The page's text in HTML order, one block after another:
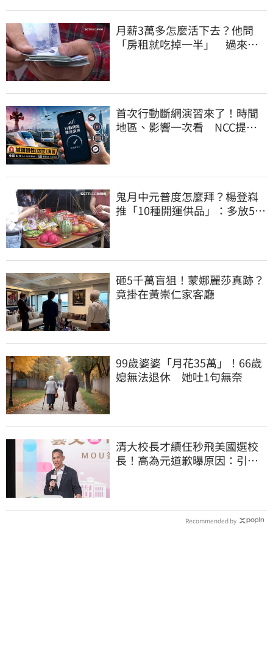
月薪3萬多怎麼活下去？他問
「房租就吃掉一半」 過來人
首次行動斷網演習來了！時間
地區、影響一次看 NCC提醒
鬼月中元普度怎麼拜？楊登嵙
推「10種開運供品」：多放5顆
砸5千萬盲狙！蒙娜麗莎真跡？
竟掛在黃崇仁家客廳
99歲婆婆「月花35萬」！66歲
媳無法退休 她吐1句無奈
清大校長才續任秒飛美國選校
長！高為元道歉曝原因：引起
Recommended by